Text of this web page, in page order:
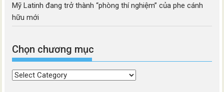
Mỹ Latinh đang trở thành “phòng thí nghiệm” của phe cánh
hữu mới
Chọn chương mục
Chọn